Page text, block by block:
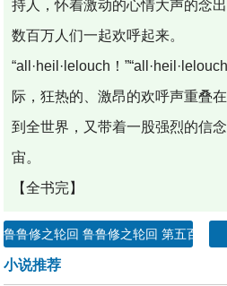
持人，怀着激动的心情大声的念
数百万人们一起欢呼起来。
“all·heil·lelouch！
际，狂热的、激昂的欢呼声重叠
到全世界，又带着一股强烈的信
宙。
【全书完】
鲁鲁修之轮回 鲁鲁修之轮回 第五百三十
小说推荐